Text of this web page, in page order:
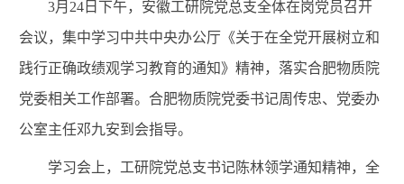
3月 24 日下午，安徽工研院党总支全体在岗党员召开
会议，集中学习中共中央办公厅《关于在全党开展树立和
践行正确政绩观学习教育的通知》精神，落实合肥物质院
党委相关工作部署。合肥物质院党委书记周传忠、党委办
公室主任邓九安到会指导。
学习会上，工研院党总支书记陈林领学通知精神，全